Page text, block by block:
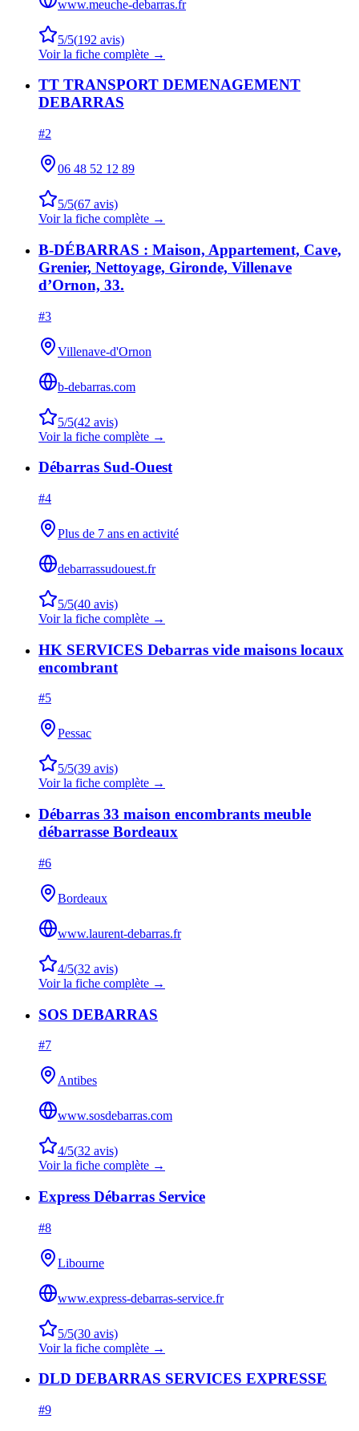
www.meuche-debarras.fr
5/5(192 avis)
Voir la fiche complète →
TT TRANSPORT DEMENAGEMENT
DEBARRAS
#2
06 48 52 12 89
5/5(67 avis)
Voir la fiche complète →
B-DÉBARRAS : Maison, Appartement, Cave,
Grenier, Nettoyage, Gironde, Villenave
d’Ornon, 33.
#3
Villenave-d'Ornon
b-debarras.com
5/5(42 avis)
Voir la fiche complète →
Débarras Sud-Ouest
#4
Plus de 7 ans en activité
debarrassudouest.fr
5/5(40 avis)
Voir la fiche complète →
HK SERVICES Debarras vide maisons locaux
encombrant
#5
Pessac
5/5(39 avis)
Voir la fiche complète →
Débarras 33 maison encombrants meuble
débarrasse Bordeaux
#6
Bordeaux
www.laurent-debarras.fr
4/5(32 avis)
Voir la fiche complète →
SOS DEBARRAS
#7
Antibes
www.sosdebarras.com
4/5(32 avis)
Voir la fiche complète →
Express Débarras Service
#8
Libourne
www.express-debarras-service.fr
5/5(30 avis)
Voir la fiche complète →
DLD DEBARRAS SERVICES EXPRESSE
#9